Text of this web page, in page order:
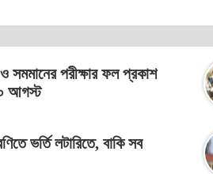
সমমানের পরীক্ষার ফল প্রকাশ
আগস্ট
ভর্তি লটারিতে, বাকি সব